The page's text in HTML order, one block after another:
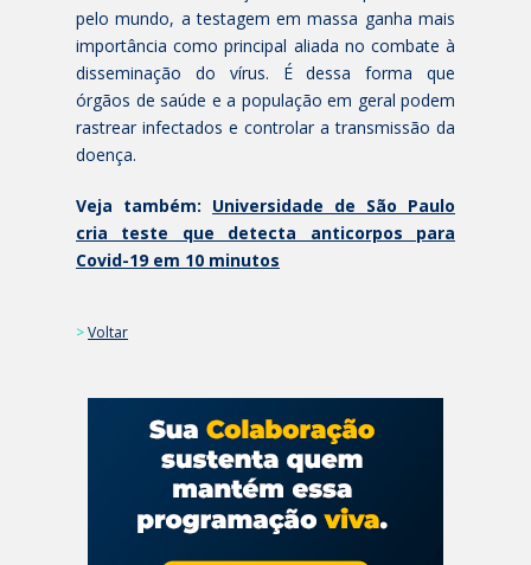
pelo mundo, a testagem em massa ganha mais
importância como principal aliada no combate à
disseminação do vírus. É dessa forma que
órgãos de saúde e a população em geral podem
rastrear infectados e controlar a transmissão da
doença.
Veja também: Universidade de São Paulo
cria teste que detecta anticorpos para
Covid-19 em 10 minutos
>Voltar